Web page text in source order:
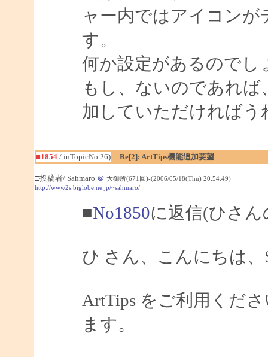
ャー内ではアイコン
す。
何か設定があるのでし
もし、ないのであれ
加していただければう
■1854/ inTopicNo.26) Re[2]: ArtTips機能追加要望
□投稿者/ Sahmaro ＠ 大御所(671回)-(2006/05/18(Thu) 20:54:49)
http://www2s.biglobe.ne.jp/~sahmaro/
■No1850に返信(ひさん
ひ さん、こんにちは、
ArtTips をご利用くだ
ます。